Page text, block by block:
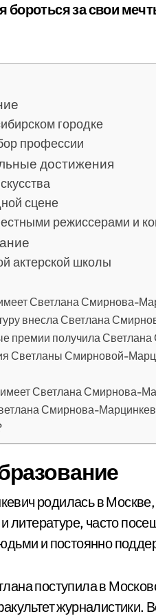
бороться за свои
городке
профессии
достижения
сцене
режиссерами и
актерской школы
Светлана Смирнова-
внесла Светлана
премии получила
Светланы Смирновой-
Светлана Смирнова-
Смирнова-
родилась в Москве,
литературе, часто
и постоянно
поступила в
журналистики.